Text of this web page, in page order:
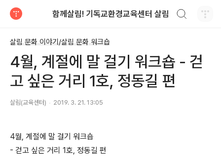
함께살림! 기독교환경교육센터 살림
살림 문화 이야기/살림 문화 워크숍
4월, 계절에 말 걸기 워크숍 - 걷
고 싶은 거리 1호, 정동길 편
살림(교육센터) 2019. 3. 21. 13:05
4월, 계절에 말 걸기 워크숍
- 걷고 싶은 거리 1호, 정동길 편